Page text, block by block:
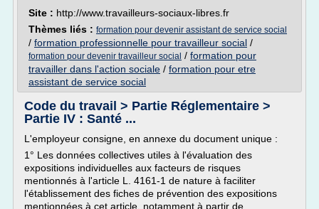
Site : http://www.travailleurs-sociaux-libres.fr
Thèmes liés : formation pour devenir assistant de service social
/ formation professionnelle pour travailleur social /
formation pour devenir travailleur social / formation pour
travailler dans l'action sociale / formation pour etre
assistant de service social
Code du travail > Partie Réglementaire >
Partie IV : Santé ...
L'employeur consigne, en annexe du document unique :
1° Les données collectives utiles à l'évaluation des
expositions individuelles aux facteurs de risques
mentionnés à l'article L. 4161-1 de nature à faciliter
l'établissement des fiches de prévention des expositions
mentionnées à cet article, notamment à partir de